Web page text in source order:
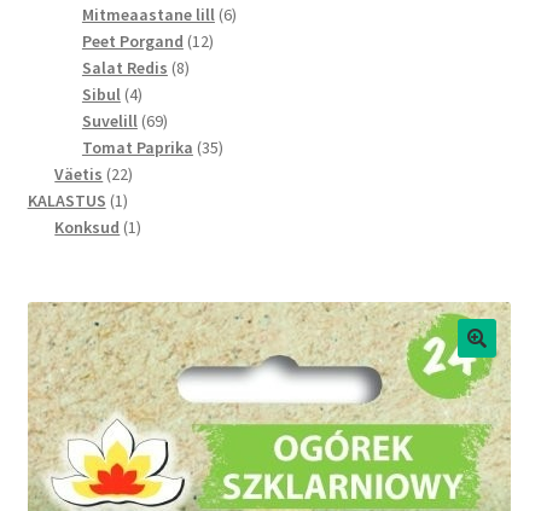
toodet
Mitmeaastane lill 66
Peet Porgand 1212
Salat Redis 88
Sibul 44
toodet
Suvelill 6969
toodet
Tomat Paprika 3535
Väetis 2222
KALASTUS 11
toode
Konksud 11